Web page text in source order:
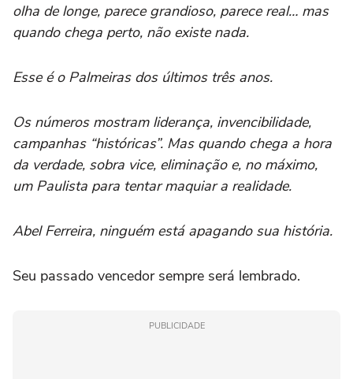
olha de longe, parece grandioso, parece real… mas
quando chega perto, não existe nada.
Esse é o Palmeiras dos últimos três anos.
Os números mostram liderança, invencibilidade,
campanhas “históricas”. Mas quando chega a hora
da verdade, sobra vice, eliminação e, no máximo,
um Paulista para tentar maquiar a realidade.
Abel Ferreira, ninguém está apagando sua história.
Seu passado vencedor sempre será lembrado.
PUBLICIDADE